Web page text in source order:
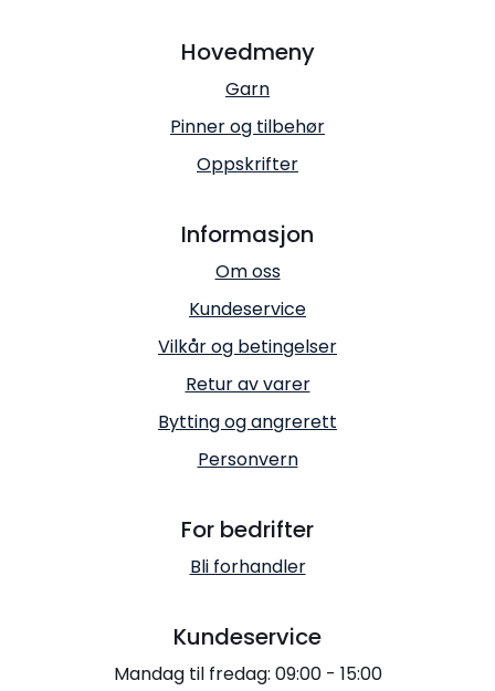
Hovedmeny
Garn
Pinner og tilbehør
Oppskrifter
Informasjon
Om oss
Kundeservice
Vilkår og betingelser
Retur av varer
Bytting og angrerett
Personvern
For bedrifter
Bli forhandler
Kundeservice
Mandag til fredag: 09:00 - 15:00